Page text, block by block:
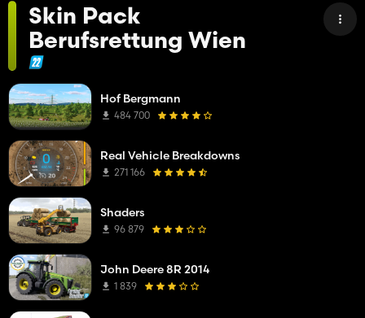
Skin Pack
Berufsrettung Wien
Hof Bergmann
484 700
Real Vehicle Breakdowns
271 166
Shaders
96 879
John Deere 8R 2014
1 839